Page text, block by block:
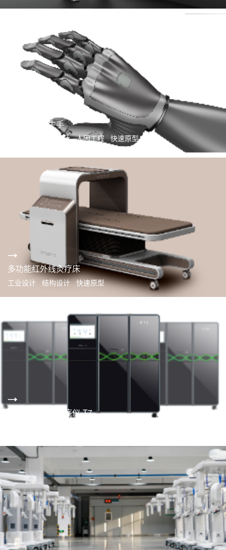
智能肌电仿生手
工业设计 结构设计 人因工程 快速原型
多功能红外线灸疗床
工业设计 结构设计 快速原型
华大智造基因测序仪-T7